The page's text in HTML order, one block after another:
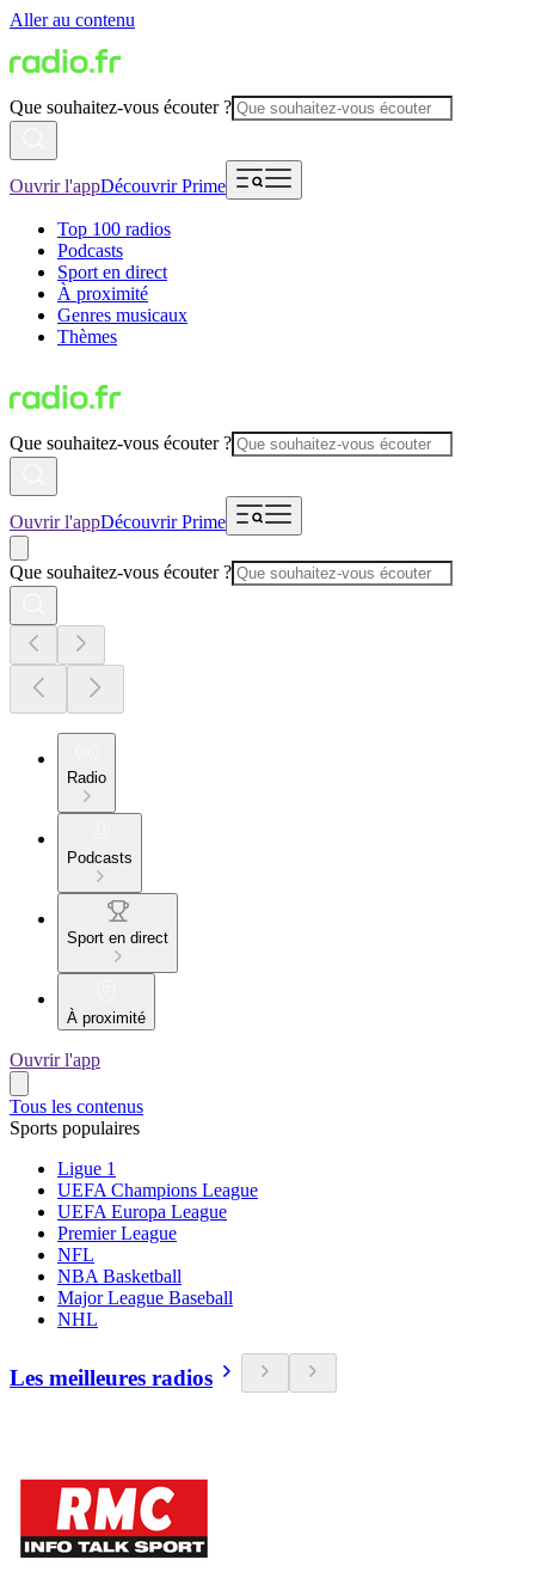
Aller au contenu
Que souhaitez-vous écouter ?
Ouvrir l'appDécouvrir Prime
Top 100 radios
Podcasts
Sport en direct
À proximité
Genres musicaux
Thèmes
Que souhaitez-vous écouter ?
Ouvrir l'appDécouvrir Prime
Que souhaitez-vous écouter ?
Radio
Podcasts
Sport en direct
À proximité
Ouvrir l'app
Tous les contenus
Sports populaires
Ligue 1
UEFA Champions League
UEFA Europa League
Premier League
NFL
NBA Basketball
Major League Baseball
NHL
Les meilleures radios